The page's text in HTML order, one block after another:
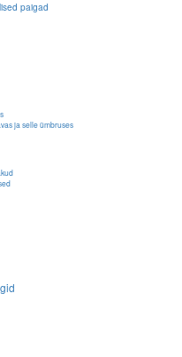
paigad
ja selle ümbruses